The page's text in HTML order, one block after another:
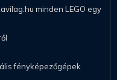
minden LEGO egy
fényképezőgépek